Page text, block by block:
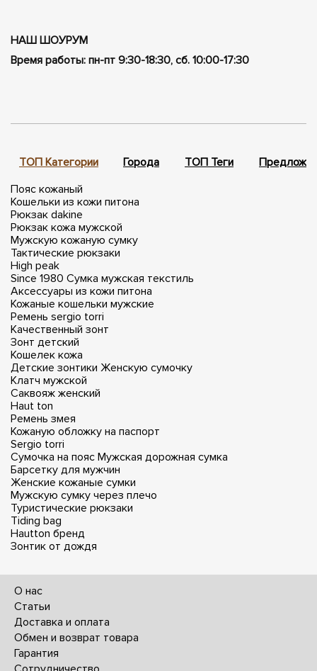
НАШ ШОУРУМ
Время работы: пн-пт 9:30-18:30, сб. 10:00-17:30
ТОП Категории Города ТОП Теги
Пояс кожаный
Кошельки из кожи питона
Рюкзак dakine
Рюкзак кожа мужской
Мужскую кожаную сумку
Тактические рюкзаки
High peak
Since 1980 Сумка мужская текстиль
Аксессуары из кожи питона
Кожаные кошельки мужские
Ремень sergio torri
Качественный зонт
Зонт детский
Кошелек кожа
Детские зонтики Женскую сумочку
Клатч мужской
Саквояж женский
Haut ton
Ремень змея
Кожаную обложку на паспорт
Sergio torri
Сумочка на пояс Мужская дорожная сумка
Барсетку для мужчин
Женские кожаные сумки
Мужскую сумку через плечо
Туристические рюкзаки
Tiding bag
Hautton бренд
Зонтик от дождя
О нас
Статьи
Доставка и оплата
Обмен и возврат товара
Гарантия